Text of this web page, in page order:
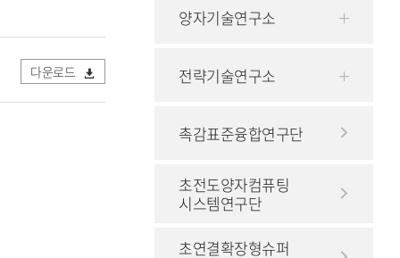
양자기술연구소
전략기술연구소
촉감표준융합연구단
초전도양자컴퓨팅
시스템연구단
초연결확장형슈퍼
다운로드